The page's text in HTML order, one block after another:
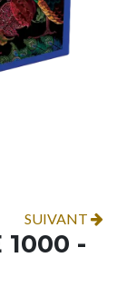
SUIVANT
1000 -